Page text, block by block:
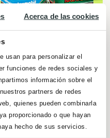
Acerca de las cookies
usan para personalizar el
funciones de redes sociales y
información sobre el
partners de redes
quienes pueden combinarla
proporcionado o que hayan
hecho de sus servicios.
PLAYMOBIL. El
a partir de 4 años.